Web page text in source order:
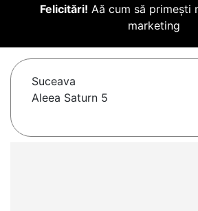
Felicitări! Aă cum să primești
marketing
Suceava
Aleea Saturn 5